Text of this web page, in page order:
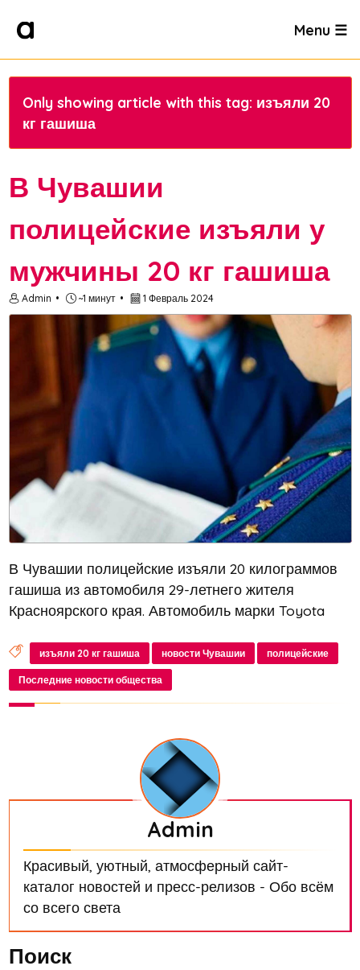
Menu ☰
Only showing article with this tag: изъяли 20
кг гашиша
В Чувашии
полицейские изъяли у
мужчины 20 кг гашиша
Admin ~1 минут 1 Февраль 2024
В Чувашии полицейские изъяли 20 килограммов
гашиша из автомобиля 29-летнего жителя
Красноярского края. Автомобиль марки Toyota
федеральной трассы М-12 «Восток» вечером 25
января
изъяли 20 кг гашиша новости Чувашии полицейские
Последние новости общества
Admin
Красивый, уютный, атмосферный сайт-
каталог новостей и пресс-релизов - Обо всём
со всего света
Поиск